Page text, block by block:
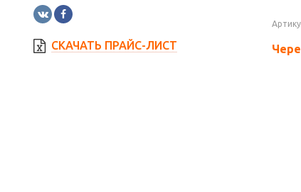
СКАЧАТЬ ПРАЙС-ЛИСТ